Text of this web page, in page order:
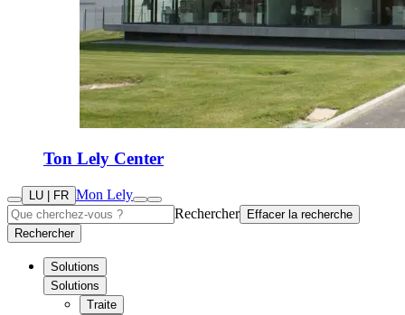
Ton Lely Center
LU | FR Mon Lely
Rechercher
Effacer la recherche
Rechercher
Solutions
Solutions
Traite